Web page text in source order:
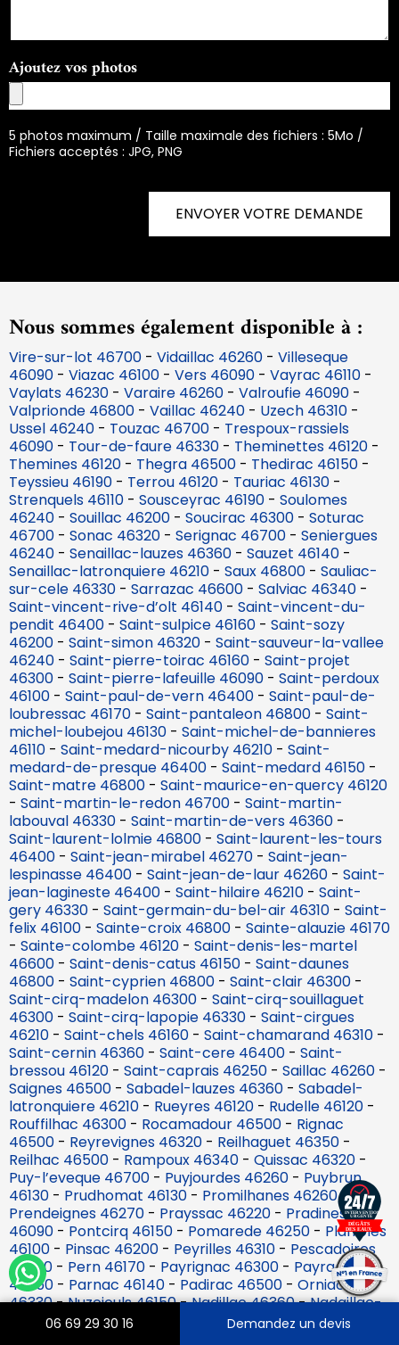
06 69 29 30 16 Demandez un devis
Ajoutez vos photos
5 photos maximum / Taille maximale des fichiers : 5Mo /
Fichiers acceptés : JPG, PNG
ENVOYER VOTRE DEMANDE
Nous sommes également disponible à :
Vire-sur-lot 46700 - Vidaillac 46260 - Villeseque
46090 - Viazac 46100 - Vers 46090 - Vayrac 46110 -
Vaylats 46230 - Varaire 46260 - Valroufie 46090 -
Valprionde 46800 - Vaillac 46240 - Uzech 46310 -
Ussel 46240 - Touzac 46700 - Trespoux-rassiels
46090 - Tour-de-faure 46330 - Theminettes 46120 -
Themines 46120 - Thegra 46500 - Thedirac 46150 -
Teyssieu 46190 - Terrou 46120 - Tauriac 46130 -
Strenquels 46110 - Sousceyrac 46190 - Soulomes
46240 - Souillac 46200 - Soucirac 46300 - Soturac
46700 - Sonac 46320 - Serignac 46700 - Seniergues
46240 - Senaillac-lauzes 46360 - Sauzet 46140 -
Senaillac-latronquiere 46210 - Saux 46800 - Sauliac-
sur-cele 46330 - Sarrazac 46600 - Salviac 46340 -
Saint-vincent-rive-d’olt 46140 - Saint-vincent-du-
pendit 46400 - Saint-sulpice 46160 - Saint-sozy
46200 - Saint-simon 46320 - Saint-sauveur-la-vallee
46240 - Saint-pierre-toirac 46160 - Saint-projet
46300 - Saint-pierre-lafeuille 46090 - Saint-perdoux
46100 - Saint-paul-de-vern 46400 - Saint-paul-de-
loubressac 46170 - Saint-pantaleon 46800 - Saint-
michel-loubejou 46130 - Saint-michel-de-bannieres
46110 - Saint-medard-nicourby 46210 - Saint-
medard-de-presque 46400 - Saint-medard 46150 -
Saint-matre 46800 - Saint-maurice-en-quercy 46120
- Saint-martin-le-redon 46700 - Saint-martin-
labouval 46330 - Saint-martin-de-vers 46360 -
Saint-laurent-lolmie 46800 - Saint-laurent-les-tours
46400 - Saint-jean-mirabel 46270 - Saint-jean-
lespinasse 46400 - Saint-jean-de-laur 46260 - Saint-
jean-lagineste 46400 - Saint-hilaire 46210 - Saint-
gery 46330 - Saint-germain-du-bel-air 46310 - Saint-
felix 46100 - Sainte-croix 46800 - Sainte-alauzie 46170
- Sainte-colombe 46120 - Saint-denis-les-martel
46600 - Saint-denis-catus 46150 - Saint-daunes
46800 - Saint-cyprien 46800 - Saint-clair 46300 -
Saint-cirq-madelon 46300 - Saint-cirq-souillaguet
46300 - Saint-cirq-lapopie 46330 - Saint-cirgues
46210 - Saint-chels 46160 - Saint-chamarand 46310 -
Saint-cernin 46360 - Saint-cere 46400 - Saint-
bressou 46120 - Saint-caprais 46250 - Saillac 46260 -
Saignes 46500 - Sabadel-lauzes 46360 - Sabadel-
latronquiere 46210 - Rueyres 46120 - Rudelle 46120 -
Rouffilhac 46300 - Rocamadour 46500 - Rignac
46500 - Reyrevignes 46320 - Reilhaguet 46350 -
Reilhac 46500 - Rampoux 46340 - Quissac 46320 -
Puy-l’eveque 46700 - Puyjourdes 46260 - Puybrun
46130 - Prudhomat 46130 - Promilhanes 46260-
Prendeignes 46270 - Prayssac 46220 - Pradines
46090 - Pontcirq 46150 - Pomarede 46250 - Planioles
46100 - Pinsac 46200 - Peyrilles 46310 - Pescadoires
46220 - Pern 46170 - Payrignac 46300 - Payrac
46350 - Parnac 46140 - Padirac 46500 - Orniac
46330-Nuzejouls 46150-Nadillac 46360-Nadaillac-
de-rouge 46350- Montvalent 46600-Montredon